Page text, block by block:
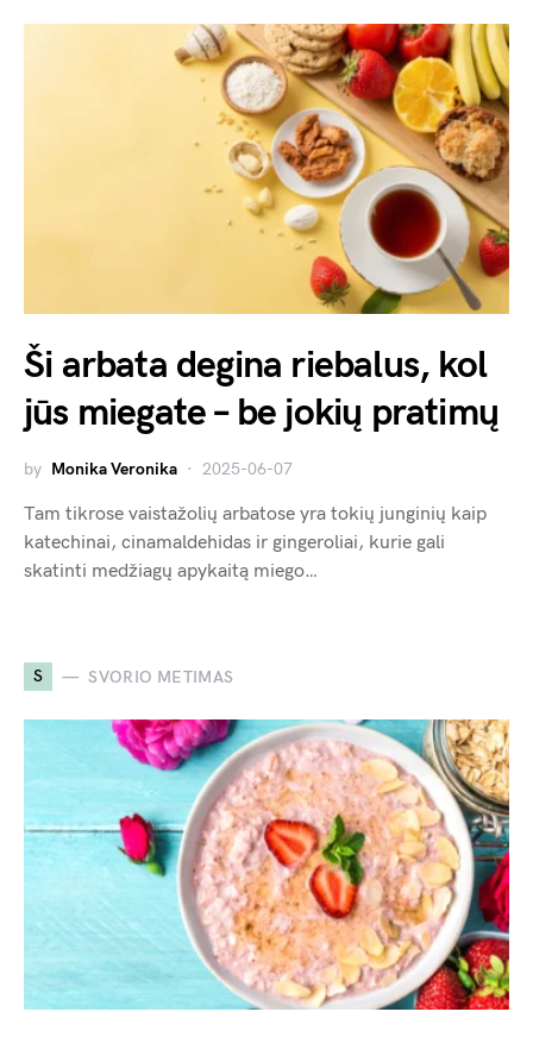
Ši arbata degina riebalus, kol
jūs miegate – be jokių pratimų
by Monika Veronika 2025-06-07
Tam tikrose vaistažolių arbatose yra tokių junginių kaip
katechinai, cinamaldehidas ir gingeroliai, kurie gali
skatinti medžiagų apykaitą miego…
S SVORIO METIMAS